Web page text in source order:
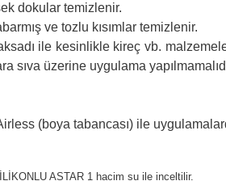
dokular temizlenir.
ve tozlu kısımlar temizlenir.
ile kesinlikle kireç vb.
sıva üzerine uygulama
(boya tabancası) ile
ASTAR 1 hacim su ile inceltilir.